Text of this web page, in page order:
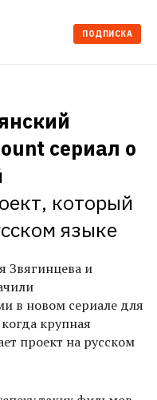
ПОДПИСКА
сериал о
который
языке
Звягинцева и
в новом сериале для
крупная
проект на русском